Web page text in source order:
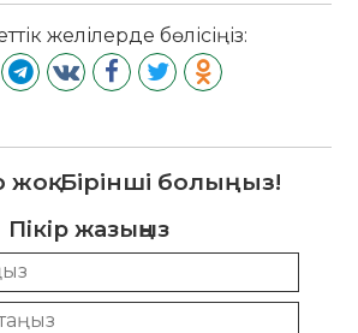
желілерде бөлісіңіз:
жоқ. Бірінші болыңыз!
Пікір жазыңыз